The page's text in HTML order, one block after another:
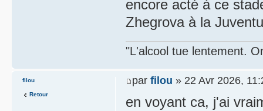
encore acté à ce
Zhegrova à la
"L'alcool tue lentement.
par filou » 22 Avr 2026,
en voyant ca, j'ai
filou
Retour